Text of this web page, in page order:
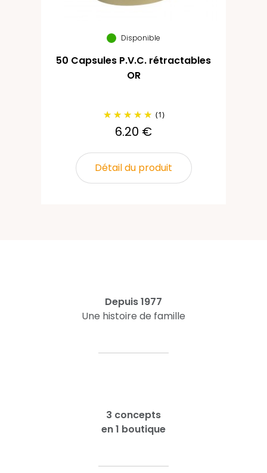
Disponible
50 Capsules P.V.C. rétractables
OR
(1)
6.20 €
Détail du produit
Depuis 1977
Une histoire de famille
3 concepts
en 1 boutique